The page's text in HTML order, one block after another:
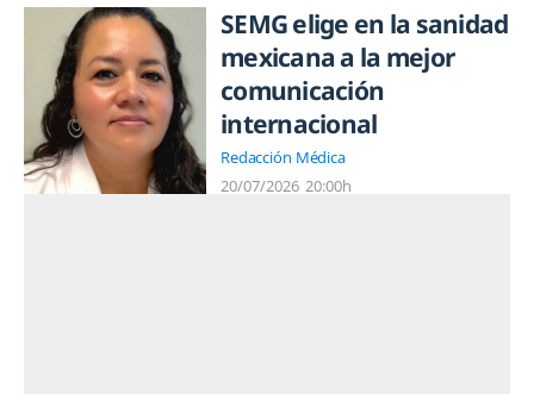
SEMG elige en la sanidad
mexicana a la mejor
comunicación
internacional
Redacción Médica
20/07/2026 20:00h